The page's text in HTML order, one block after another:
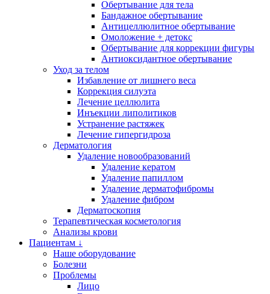
Обертывание для тела
Бандажное обертывание
Антицеллюлитное обертывание
Омоложение + детокс
Обертывание для коррекции фигуры
Антиоксидантное обертывание
Уход за телом
Избавление от лишнего веса
Коррекция силуэта
Лечение целлюлита
Инъекции липолитиков
Устранение растяжек
Лечение гипергидроза
Дерматология
Удаление новообразований
Удаление кератом
Удаление папиллом
Удаление дерматофибромы
Удаление фибром
Дерматоскопия
Терапевтическая косметология
Анализы крови
Пациентам ↓
Наше оборудование
Болезни
Проблемы
Лицо